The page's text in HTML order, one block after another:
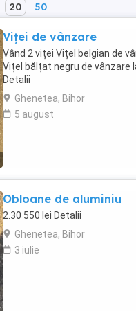
20 50
Viței de vânzare
Vând 2 viței Vițel belgian de
Vițel bălțat negru de vânzare
Detalii
Ghenetea, Bihor
5 august
Obloane de aluminiu
2.30 550 lei Detalii
Ghenetea, Bihor
3 iulie